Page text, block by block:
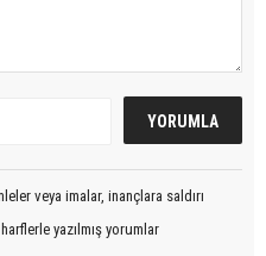
veya imalar, inançlara saldırı
yazılmış yorumlar